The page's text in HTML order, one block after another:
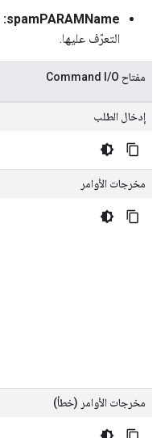
spamPARAMName:
التعرّف عليها.
مفتاح Command I /O
إدخال الطلب
مخرجات الأوامر
مخرجات الأوامر (خطأ)